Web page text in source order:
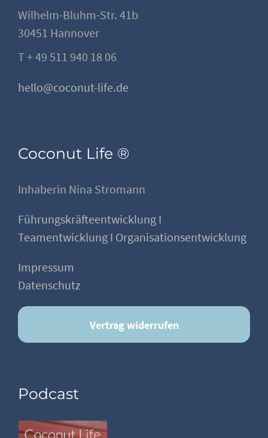
Wilhelm-Bluhm-Str. 41b
30451 Hannover
T + 49 511 940 18 06
hello@coconut-life.de
Coconut Life ®
Inhaberin Nina Stromann
Führungskräfteentwicklung I
Teamentwicklung I Organisationsentwicklung
Impressum
Datenschutz
Vertrag widerrufen
Podcast